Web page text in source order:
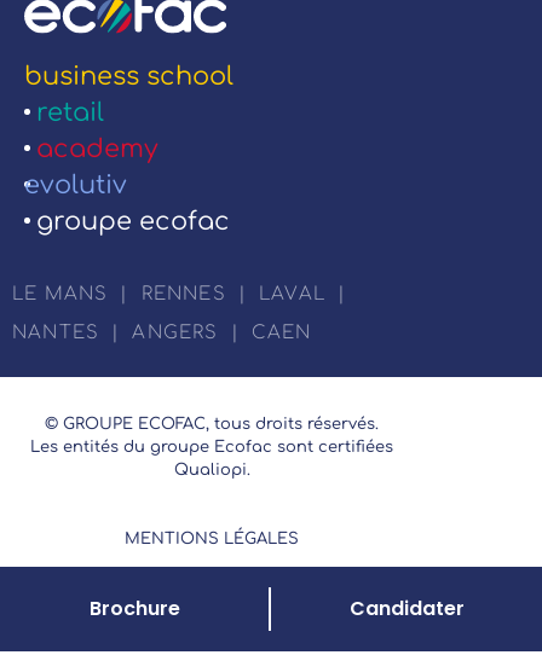
business school
retail
academy
evolutiv
groupe ecofac
LE MANS RENNES LAVAL
NANTES
ANGERS CAEN
© GROUPE ECOFAC, tous droits réservés.
Les entités du groupe Ecofac sont certifiées
Qualiopi.
MENTIONS LÉGALES
Brochure Candidater